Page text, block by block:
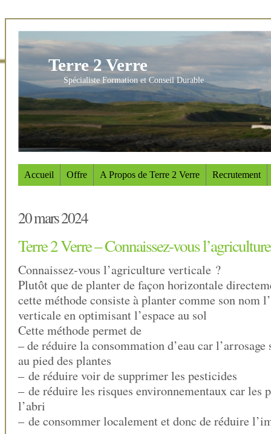
Terre 2 Verre
Spécialiste Formation et Conseil Durable
Accueil Offre A Propos de Terre 2 Verre Recrutement
20 mars 2024
Terre 2 Verre – Connaissez-vous
Connaissez-vous l’agriculture verticale ?
Plutôt que de planter de façon horizontale
cette méthode consiste à planter comme son nom
verticale en optimisant l’espace au sol
Cette méthode permet de
– de réduire la consommation d’eau car
au pied des plantes
– de réduire voir de supprimer les pesticides
– de réduire les risques environnementaux car les
l’abri
– de consommer localement et donc de réduire